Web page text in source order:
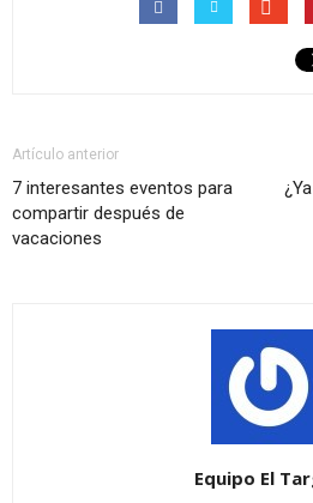
Artículo anterior
7 interesantes eventos para
compartir después de
vacaciones
Equipo El